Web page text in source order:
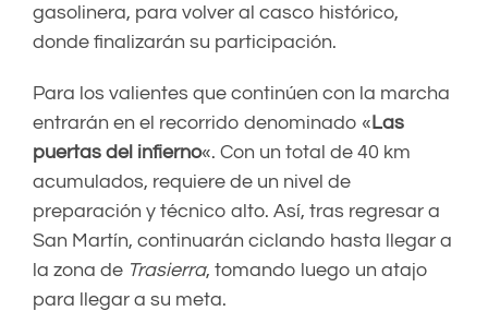
gasolinera, para volver al casco histórico,
donde finalizarán su participación.
Para los valientes que continúen con la marcha
entrarán en el recorrido denominado «Las
puertas del infierno«. Con un total de 40 km
acumulados, requiere de un nivel de
preparación y técnico alto. Así, tras regresar a
San Martín, continuarán ciclando hasta llegar a
la zona de Trasierra, tomando luego un atajo
para llegar a su meta.